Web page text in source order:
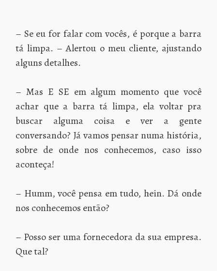
– Se eu for falar com vocês, é porque a barra
tá limpa. – Alertou o meu cliente, ajustando
alguns detalhes.
– Mas E SE em algum momento que você
achar que a barra tá limpa, ela voltar pra
buscar alguma coisa e ver a gente
conversando? Já vamos pensar numa história,
sobre de onde nos conhecemos, caso isso
aconteça!
– Humm, você pensa em tudo, hein. Dá onde
nos conhecemos então?
– Posso ser uma fornecedora da sua empresa.
Que tal?